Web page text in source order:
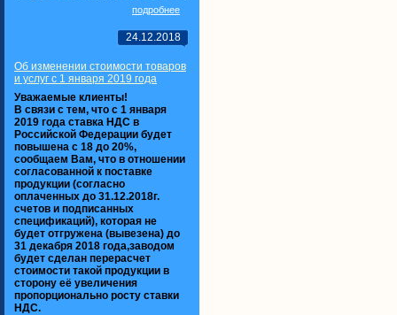
подробнее
24.12.2018
Об изменении стоимости товаров
и услуг с 1 января 2019 года
Уважаемые клиенты!
В связи с тем, что с 1 января
2019 года ставка НДС в
Российской Федерации будет
повышена с 18 до 20%,
сообщаем Вам, что в отношении
согласованной к поставке
продукции (согласно
оплаченных до 31.12.2018г.
счетов и подписанных
спецификаций), которая не
будет отгружена (вывезена) до
31 декабря 2018 года,заводом
будет сделан перерасчет
стоимости такой продукции в
сторону её увеличения
пропорционально росту ставки
НДС.